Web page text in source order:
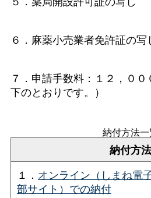
６．麻薬小売業者免許証の写
７．申請手数料：１２，０
下のとおりです。）
納付方法
納付方法
１． オンライン（しまね電
部サイト）での納付